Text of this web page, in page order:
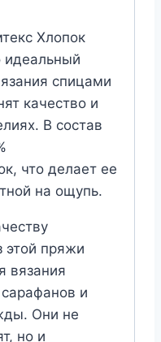
Хлопок
идеальный
спицами
качество и
В состав
что делает ее
на ощупь.
этой пряжи
вязания
и
Они не
но и